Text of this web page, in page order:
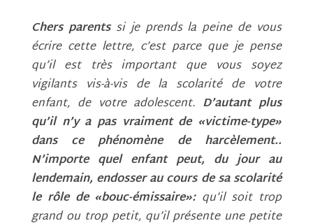
Chers parents si je prends la peine de vous
écrire cette lettre, c’est parce que je pense
qu’il est très important que vous soyez
vigilants vis-à-vis de la scolarité de votre
enfant, de votre adolescent. D’autant plus
qu’il n’y a pas vraiment de «victime-type»
dans ce phénomène de harcèlement..
N’importe quel enfant peut, du jour au
lendemain, endosser au cours de sa scolarité
le rôle de «bouc-émissaire»:qu’il soit trop
grand ou trop petit, qu’il présente une petite